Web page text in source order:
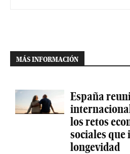
MÁS INFORMACIÓN
España
los retos
sociales
longevidad